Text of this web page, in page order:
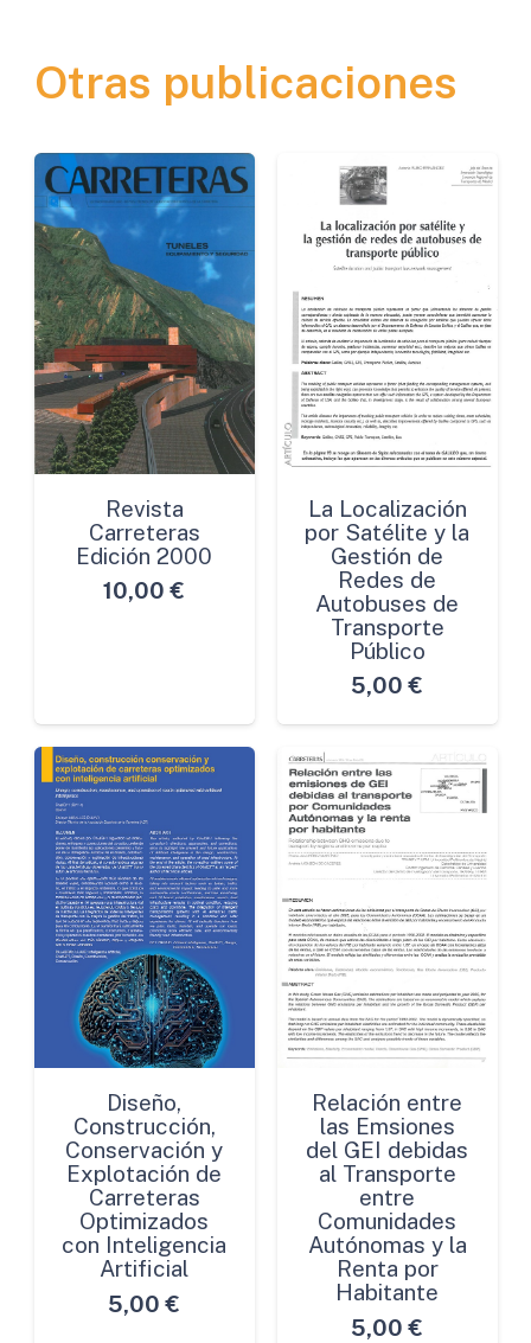
Otras publicaciones
Revista
Carreteras
Edición 2000
10,00 €
La Localización
por Satélite y la
Gestión de
Redes de
Autobuses de
Transporte
Público
5,00 €
Diseño,
Construcción,
Conservación y
Explotación de
Carreteras
Optimizados
con Inteligencia
Artificial
5,00 €
Relación entre
las Emsiones
del GEI debidas
al Transporte
entre
Comunidades
Autónomas y la
Renta por
Habitante
5,00 €